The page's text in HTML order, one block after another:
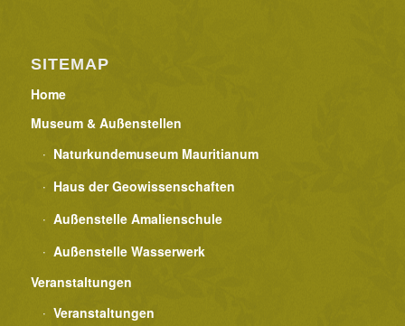
SITEMAP
Home
Museum & Außenstellen
Naturkundemuseum Mauritianum
Haus der Geowissenschaften
Außenstelle Amalienschule
Außenstelle Wasserwerk
Veranstaltungen
Veranstaltungen